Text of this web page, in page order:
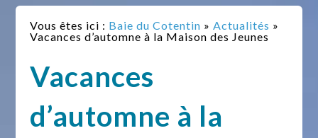
Vous êtes ici : Baie du Cotentin »Actualités »
Vacances d’automne à la Maison des Jeunes
Vacances
d’automne à la